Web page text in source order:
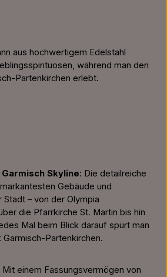
aus hochwertigem Edelstahl
während man den
Partenkirchen erlebt.
Skyline: Die detailreiche
Gebäude und
Stadt – von der Olympia
die Pfarrkirche St. Martin bis hin
Mal beim Blick darauf spürt man
Garmisch-Partenkirchen.
Mit einem Fassungsvermögen von